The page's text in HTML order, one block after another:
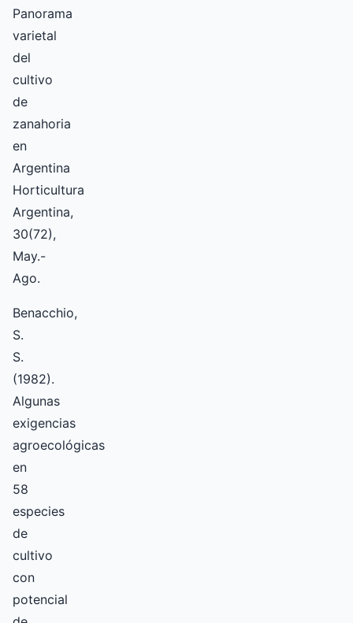
Panorama
varietal
del
cultivo
de
zanahoria
en
Argentina
Horticultura
Argentina,
30(72),
May.-
Ago.
Benacchio,
S.
S.
(1982).
Algunas
exigencias
agroecológicas
en
58
especies
de
cultivo
con
potencial